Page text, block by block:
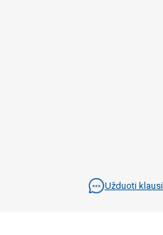
Užduoti